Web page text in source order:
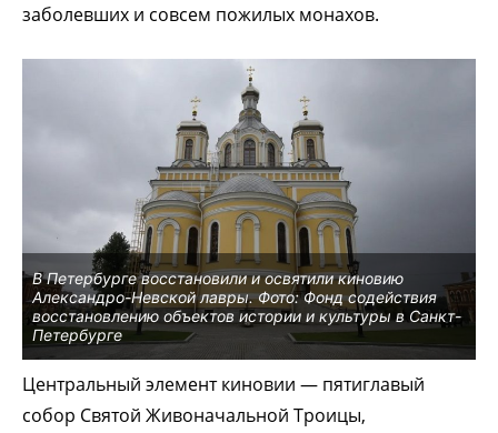
заболевших и совсем пожилых монахов.
В Петербурге восстановили и освятили киновию
Александро-Невской лавры. Фото: Фонд содействия
восстановлению объектов истории и культуры в Санкт-
Петербурге
Центральный элемент киновии — пятиглавый
собор Святой Живоначальной Троицы,